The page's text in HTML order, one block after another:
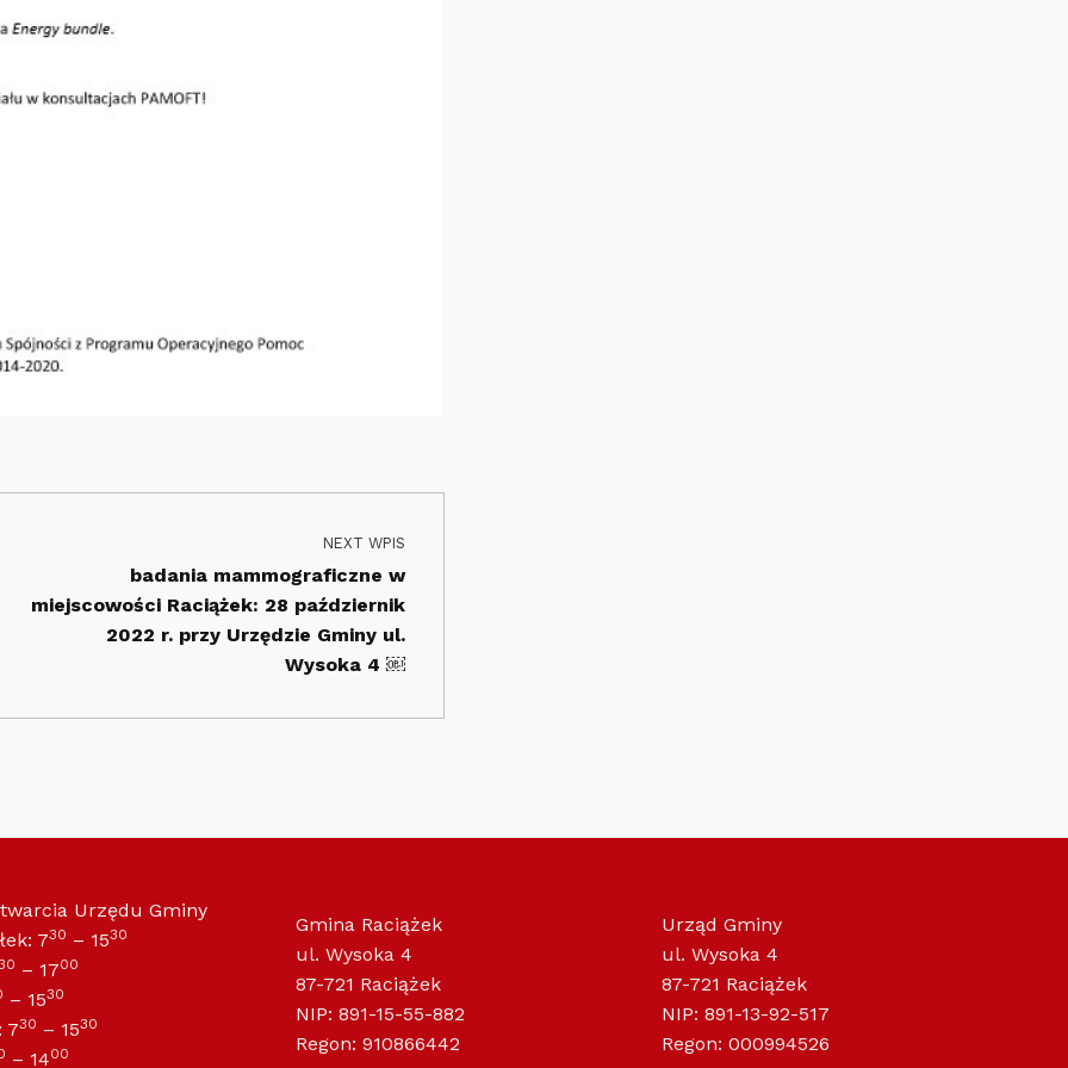
NEXT WPIS
badania mammograficzne w
miejscowości Raciążek: 28 październik
2022 r. przy Urzędzie Gminy ul.
Wysoka 4 ￼
Urzędu Gminy
730 – 1530
– 1700
– 1530
730 – 1530
– 1400
Gmina Raciążek
ul. Wysoka 4
87-721 Raciążek
NIP: 891-15-55-882
Regon: 910866442
Urząd Gminy
ul. Wysoka 4
87-721 Raciążek
NIP: 891-13-92-517
Regon: 000994526